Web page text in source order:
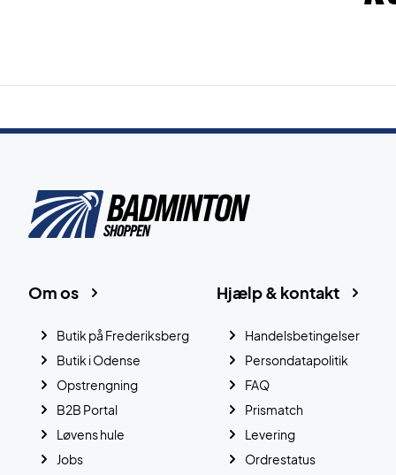
Hjælp & kontakt
Handelsbetingelser
Persondatapolitik
FAQ
Prismatch
Levering
Ordrestatus
Om os
Butik på Frederiksberg
Butik i Odense
Opstrengning
B2B Portal
Løvens hule
Jobs